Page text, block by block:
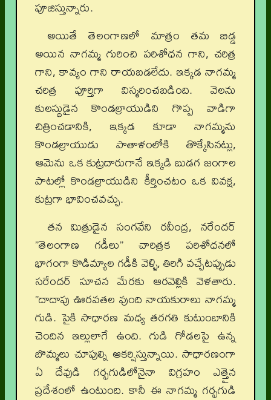
పూజిస్తున్నారు.
అయితే తెలంగాణలో మాత్రం తమ బిడ్డ
అయిన నాగమ్మ గురించి పరిశోధన గాని, చరిత్ర
గాని, కావ్యం గాని రాయబడలేదు. ఇక్కడ నాగమ్మ
చరిత్ర పూర్తిగా విస్మరించబడింది. వెలను
కులస్థుడైన కొండల్రాయుడిని గొప్ప వాడిగా
చిత్రించడానికి, ఇక్కడ కూడా నాగమ్మను
కొండల్రాయుడు పాతాళంలోకి తొక్కేసినట్లు,
ఆమెను ఒక కుట్రదారుగానే ఇక్కడి బుడగ జంగాల
పాటల్లో కొండల్రాయుడిని కీర్తించటం ఒక వివక్ష,
కుట్రగా భావించవచ్చు.
తన మిత్రుడైన సంగవేని రవీంద్ర, నరేందర్
”తెలంగాణ గడీలు” చారిత్రక పరిశోధనలో
భాగంగా కొడిమ్యాల గడీకి వెళ్ళి, తిరిగి వచ్చేటప్పుడు
సరేందర్ సూచన మేరకు ఆరవెల్లికి వెళతారు.
”దాదాపు ఊరవతల వుంది నాయకురాలు నాగమ్మ
గుడి. పైకి సాధారణ మధ్య తరగతి కుటుంబానికి
చెందిన ఇల్లులాగే ఉంది. గుడి గోడలపై ఉన్న
బొమ్మలు చూపుల్ని ఆకర్షిస్తున్నాయి. సాధారణంగా
ఏ దేవుడి గర్భగుడిలోనైనా విగ్రహం ఎత్తైన
ప్రదేశంలో ఉంటుంది. కానీ ఈ నాగమ్మ గర్భగుడి